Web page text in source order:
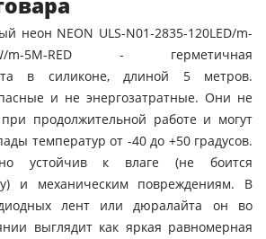
неон NEON ULS-N01-2835-120LED/m-
9W/m-5M-RED - герметичная
в силиконе, длиной 5 метров.
и не энергозатратные. Они не
продолжительной работе и могут
температур от -40 до +50 градусов.
устойчив к влаге (не боится
и механическим повреждениям. В
лент или дюралайта он во
выглядит как яркая равномерная